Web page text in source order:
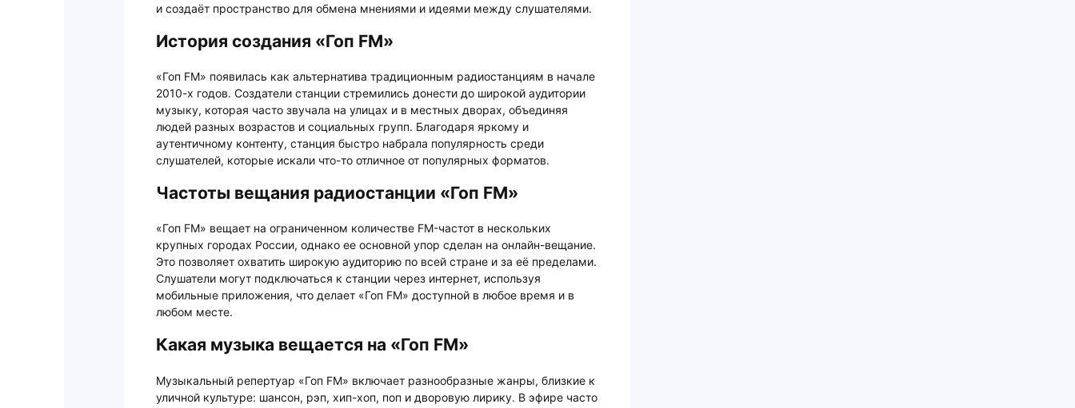
и создаёт пространство для обмена мнениями и идеями между слушателями.
История создания «Гоп FM»
«Гоп FM» появилась как альтернатива традиционным радиостанциям в начале
2010-х годов. Создатели станции стремились донести до широкой аудитории
музыку, которая часто звучала на улицах и в местных дворах, объединяя
людей разных возрастов и социальных групп. Благодаря яркому и
аутентичному контенту, станция быстро набрала популярность среди
слушателей, которые искали что-то отличное от популярных форматов.
Частоты вещания радиостанции «Гоп FM»
«Гоп FM» вещает на ограниченном количестве FM-частот в нескольких
крупных городах России, однако ее основной упор сделан на онлайн-вещание.
Это позволяет охватить широкую аудиторию по всей стране и за её пределами.
Слушатели могут подключаться к станции через интернет, используя
мобильные приложения, что делает «Гоп FM» доступной в любое время и в
любом месте.
Какая музыка вещается на «Гоп FM»
Музыкальный репертуар «Гоп FM» включает разнообразные жанры, близкие к
уличной культуре: шансон, рэп, хип-хоп, поп и дворовую лирику. В эфире часто